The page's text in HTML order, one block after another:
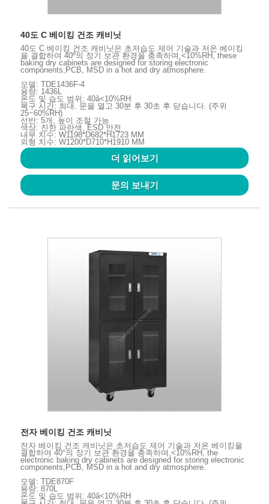
40도 C 베이킹 건조 캐비닛
40도 C 베이킹 건조 캐비닛은 초저습도 제어 기술과 저온 베이킹
을 결합하여 40º의 장기 보관 환경을 충족하며,<10%RH, these
baking dry cabinets are designed for storing electronic
components,PCB, MSD in a hot and dry atmosphere.
모델: TDE1436F-4
용량: 1436L
온도 및 습도 범위: 40â<10%RH
복구 시간: 최대. 문을 열고 30분 후 30초 후 닫습니다. (주위
25~60%RH)
선반: 5개, 높이 조절 가능
색상: 진한 파란색, ESD 안전
내부 치수: W1198*D682*H1723 MM
외형 치수: W1200*D710*H1910 MM
더 읽어보기
문의 보내기
전자 베이킹 건조 캐비닛
전자 베이킹 건조 캐비닛은 초저습도 제어 기술과 저온 베이킹을
결합하여 40°의 장기 보관 환경을 충족하며,<10%RH, the
electronic baking dry cabinets are designed for storing electronic
components,PCB, MSD in a hot and dry atmosphere.
모델: TDE870F
용량: 870L
온도 및 습도 범위: 40â<10%RH